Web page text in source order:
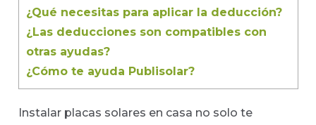
¿Qué necesitas para aplicar la deducción?
¿Las deducciones son compatibles con
otras ayudas?
¿Cómo te ayuda Publisolar?
Instalar placas solares en casa no solo te